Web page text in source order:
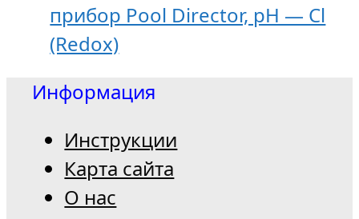
прибор Pool Director, pH — Cl
(Redox)
Информация
Инструкции
Карта сайта
О нас